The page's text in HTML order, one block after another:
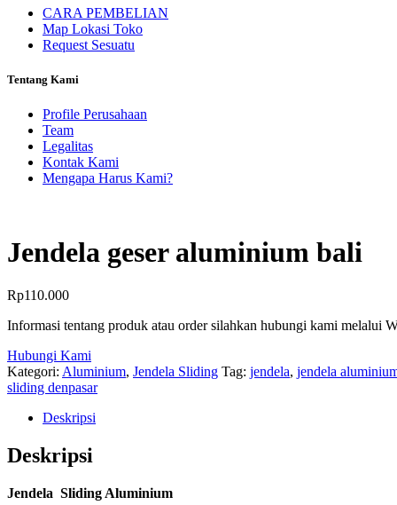
CARA PEMBELIAN
Map Lokasi Toko
Request Sesuatu
Tentang Kami
Profile Perusahaan
Team
Legalitas
Kontak Kami
Mengapa Harus Kami?
Jendela geser aluminium bali
Rp110.000
Informasi tentang produk atau order silahkan hubungi kami melalui
Hubungi Kami
Kategori: Aluminium, Jendela Sliding Tag: jendela, jendela
sliding denpasar
Deskripsi
Deskripsi
Jendela Sliding Aluminium